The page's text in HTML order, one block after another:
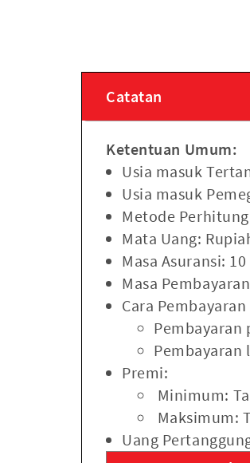
Catatan
Ketentuan Umum:
Usia masuk
Usia masuk
Metode
Mata Uang:
Masa Asuransi:
Masa
Cara
Premi:
Minimum:
Maksimum:
Uang